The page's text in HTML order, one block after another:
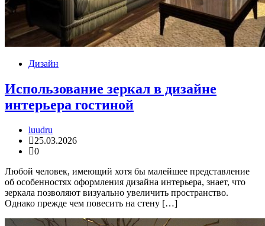
Дизайн
Использование зеркал в дизайне
интерьера гостиной
luudru
25.03.2026
0
Любой человек, имеющий хотя бы малейшее представление
об особенностях оформления дизайна интерьера, знает, что
зеркала позволяют визуально увеличить пространство.
Однако прежде чем повесить на стену […]